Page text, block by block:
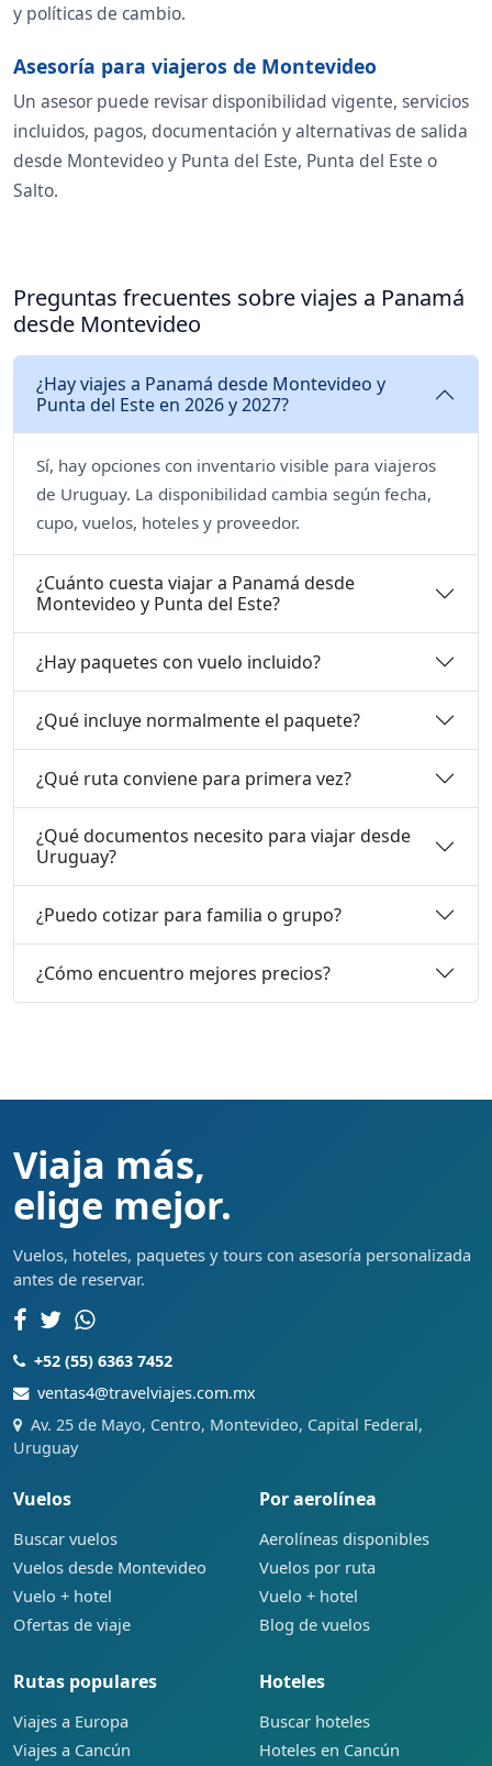
y políticas de cambio.
Asesoría para viajeros de Montevideo
Un asesor puede revisar disponibilidad vigente, servicios
incluidos, pagos, documentación y alternativas de salida
desde Montevideo y Punta del Este, Punta del Este o
Salto.
Preguntas frecuentes sobre viajes a Panamá
desde Montevideo
¿Hay viajes a Panamá desde Montevideo y
Punta del Este en 2026 y 2027?
Sí, hay opciones con inventario visible para viajeros
de Uruguay. La disponibilidad cambia según fecha,
cupo, vuelos, hoteles y proveedor.
¿Cuánto cuesta viajar a Panamá desde
Montevideo y Punta del Este?
¿Hay paquetes con vuelo incluido?
¿Qué incluye normalmente el paquete?
¿Qué ruta conviene para primera vez?
¿Qué documentos necesito para viajar desde
Uruguay?
¿Puedo cotizar para familia o grupo?
¿Cómo encuentro mejores precios?
Viaja más,
elige mejor.
Vuelos, hoteles, paquetes y tours con asesoría personalizada
antes de reservar.
+52 (55) 6363 7452
ventas4@travelviajes.com.mx
Av. 25 de Mayo, Centro, Montevideo, Capital Federal,
Uruguay
Vuelos
Buscar vuelos
Vuelos desde Montevideo
Vuelo + hotel
Ofertas de viaje
Por aerolínea
Aerolíneas disponibles
Vuelos por ruta
Vuelo + hotel
Blog de vuelos
Rutas populares
Viajes a Europa
Viajes a Cancún
Hoteles
Buscar hoteles
Hoteles en Cancún